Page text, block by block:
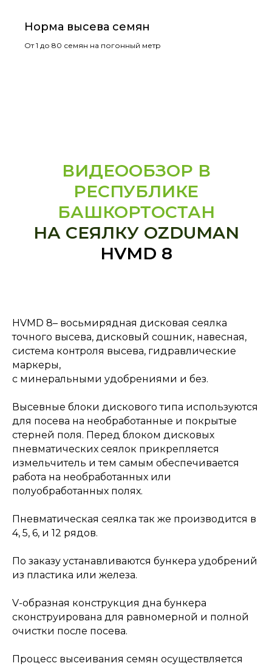
Норма высева семян
От 1 до 80 семян на погонный метр
ВИДЕООБЗОР В
РЕСПУБЛИКЕ
БАШКОРТОСТАН
НА СЕЯЛКУ OZDUMAN
HVMD 8
HVMD 8– восьмирядная дисковая сеялка
точного высева, дисковый сошник, навесная,
система контроля высева, гидравлические
маркеры,
с минеральными удобрениями и без.
Высевные блоки дискового типа используются
для посева на необработанные и покрытые
стерней поля. Перед блоком дисковых
пневматических сеялок прикрепляется
измельчитель и тем самым обеспечивается
работа на необработанных или
полуобработанных полях.
Пневматическая сеялка так же производится в
4, 5, 6, и 12 рядов.
По заказу устанавливаются бункера удобрений
из пластика или железа.
V-образная конструкция дна бункера
сконструирована для равномерной и полной
очистки после посева.
Процесс высеивания семян осуществляется